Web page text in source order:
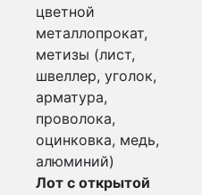
цветной
металлопрокат,
метизы (лист,
швеллер, уголок,
арматура,
проволока,
оцинковка, медь,
алюминий)
Лот с открытой